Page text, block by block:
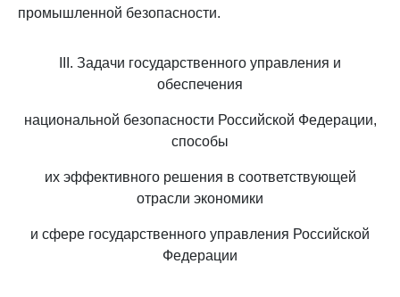
промышленной безопасности.
III. Задачи государственного управления и
обеспечения
национальной безопасности Российской Федерации,
способы
их эффективного решения в соответствующей
отрасли экономики
и сфере государственного управления Российской
Федерации